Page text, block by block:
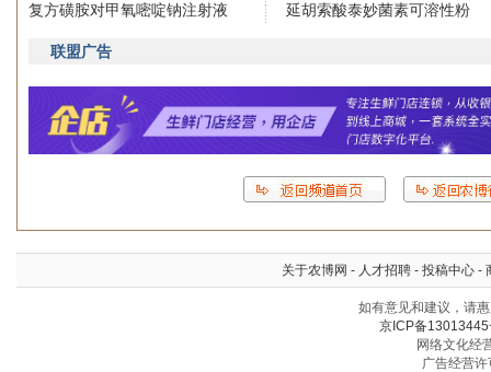
复方磺胺对甲氧嘧啶钠注射液
延胡索酸泰妙菌素可溶性粉
联盟广告
关于农博网 - 人才招聘 - 投稿中心 -
如有意见和建议，请
京ICP备13013445
网络文化经
广告经营